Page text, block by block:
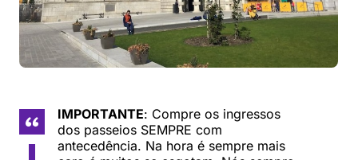
IMPORTANTE: Compre os ingressos
dos passeios SEMPRE com
antecedência. Na hora é sempre mais